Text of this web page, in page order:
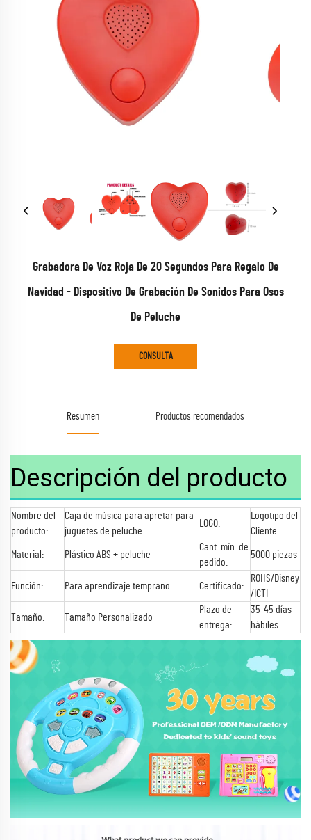
Grabadora De Voz Roja De 20 Segundos Para Regalo De
Navidad - Dispositivo De Grabación De Sonidos Para Osos
De Peluche
CONSULTA
Resumen Productos recomendados
Descripción del producto
Nombre del
producto:
Caja de música para apretar para
juguetes de peluche
LOGO:
Logotipo del
Cliente
Material: Plástico ABS + peluche
Cant. mín. de
pedido:
5000 piezas
Función: Para aprendizaje temprano Certificado:
ROHS/Disney
/ICTI
Tamaño: Tamaño Personalizado
Plazo de
entrega:
35-45 días
hábiles